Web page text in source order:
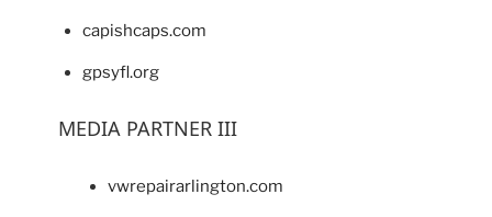
capishcaps.com
gpsyfl.org
MEDIA PARTNER III
vwrepairarlington.com